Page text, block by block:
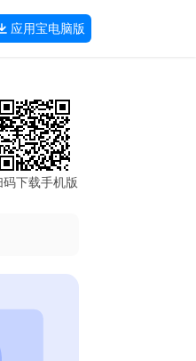
应用宝电脑版
码下载手机版